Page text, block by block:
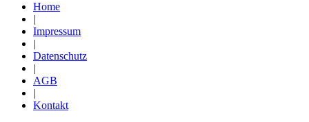
Home
|
Impressum
|
Datenschutz
|
AGB
|
Kontakt